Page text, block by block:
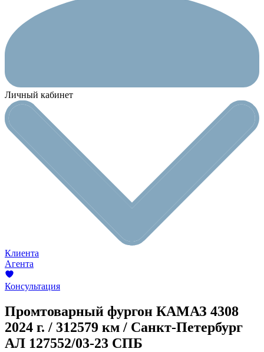
Личный кабинет
Клиента
Агента
Консультация
Промтоварный фургон КАМАЗ 4308
2024 г. / 312579 км / Санкт-Петербург
АЛ 127552/03-23 СПБ